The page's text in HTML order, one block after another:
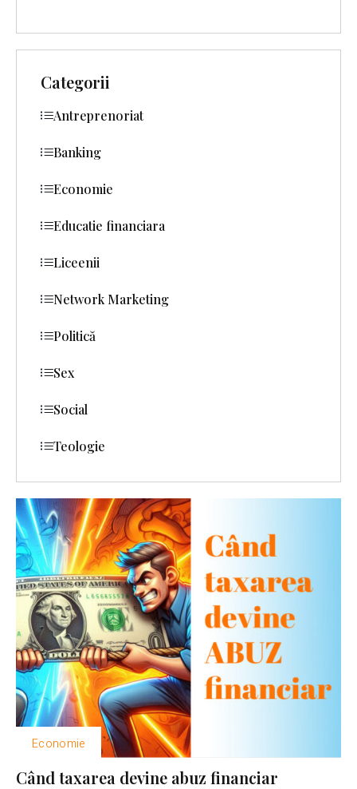
Economie
Când taxarea devine abuz financiar
Categorii
Antreprenoriat
Banking
Economie
Educatie financiara
Liceenii
Network Marketing
Politică
Sex
Social
Teologie